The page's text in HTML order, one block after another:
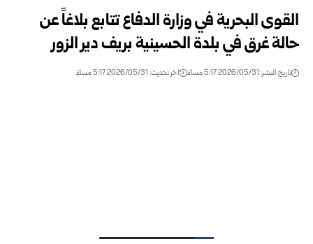
القوى البحرية في وزارة الدفاع تتابع بلاغاً عن
حالة غرق في بلدة الحسينية بريف دير الزور
تاريخ النشر: 2026/05/31 5:17 مساءً اخر تحديث: 2026/05/31 5:17 مساءً